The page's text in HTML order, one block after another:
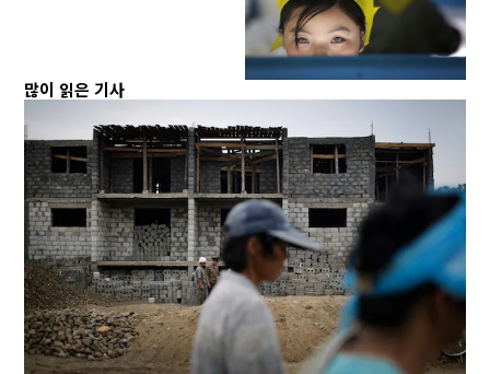
많이 읽은 기사